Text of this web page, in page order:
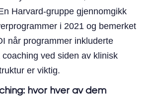
Harvard-gruppe gjennomgikk
i 2021 og bemerket
når programmer inkluderte
ved siden av klinisk
er viktig.
hvor hver av dem